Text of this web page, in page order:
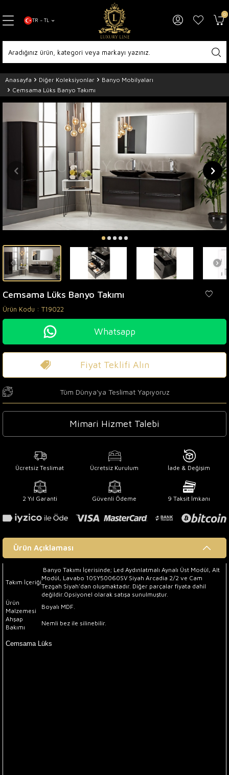
TR − TL
0
Anasayfa Diğer Koleksiyonlar
Banyo Mobilyaları
Cemsama Lüks Banyo Takımı
Cemsama Lüks Banyo Takımı
Ürün Kodu : T19022
Whatsapp
Fiyat Teklifi Alın
Tüm Dünya'ya Teslimat Yapıyoruz
Mimari Hizmet Talebi
Ücretsiz Teslimat Ücretsiz Kurulum İade & Değişim
2 Yıl Garanti Güvenli Ödeme 9 Taksit İmkanı
Ürün Açıklaması
Takım İçeriği
Banyo Takımı İçerisinde; Led Aydınlatmalı Aynalı Üst Modül, Alt
Modül, Lavabo 10SY50060SV Siyah Arcadia 2/2 ve Cam
Tezgah Siyah'dan oluşmaktadır. Diğer parçalar fiyata dahil
değildir.Opsiyonel olarak satışa sunulmuştur.
Ürün
Malzemesi
Boyalı MDF.
Ahşap
Bakımı
Nemli bez ile silinebilir.
Cemsama Lüks